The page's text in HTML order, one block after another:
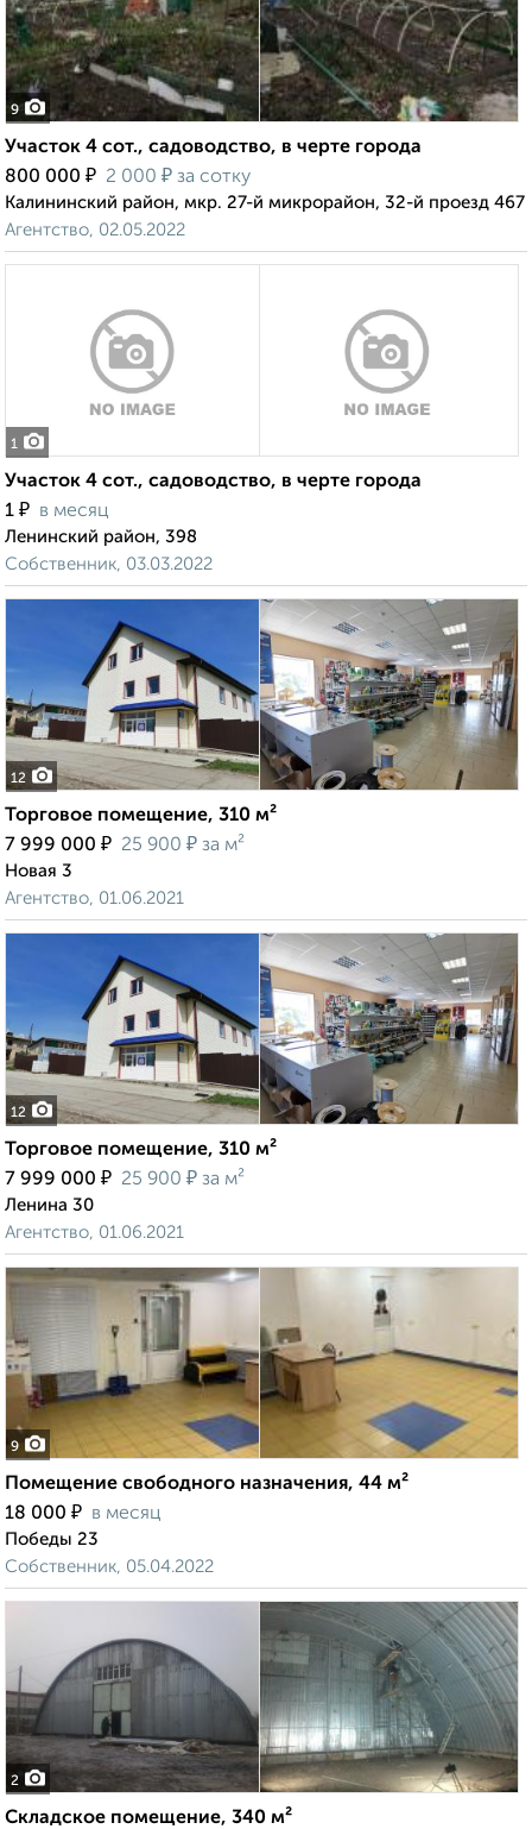
9
Участок 4 сот., садоводство, в черте города
800 000 ₽ 2 000 ₽ за сотку
Калининский район, мкр. 27-й микрорайон, 32-й проезд 467
Агентство, 02.05.2022
1
Участок 4 сот., садоводство, в черте города
1 ₽ в месяц
Ленинский район, 398
Собственник, 03.03.2022
12
Торговое помещение, 310 м²
7 999 000 ₽ 25 900 ₽ за м²
Новая 3
Агентство, 01.06.2021
12
Торговое помещение, 310 м²
7 999 000 ₽ 25 900 ₽ за м²
Ленина 30
Агентство, 01.06.2021
9
Помещение свободного назначения, 44 м²
18 000 ₽ в месяц
Победы 23
Собственник, 05.04.2022
2
Складское помещение, 340 м²